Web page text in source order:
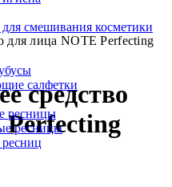
смешивания косметики
салфетки
ресницы
ресницы
для лица NOTE Perfecting
средство
Perfecting